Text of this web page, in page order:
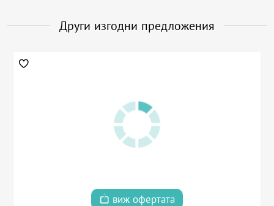
Други изгодни предложения
виж офертата